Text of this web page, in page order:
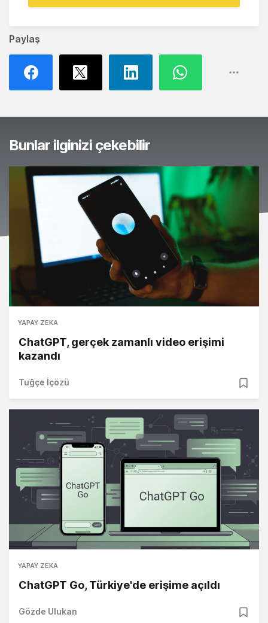
Paylaş
Bunlar ilginizi çekebilir
YAPAY ZEKA
ChatGPT, gerçek zamanlı video erişimi
kazandı
Tuğçe İçözü
YAPAY ZEKA
ChatGPT Go, Türkiye'de erişime açıldı
Gözde Ulukan